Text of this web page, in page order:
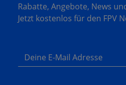
Rabatte, Angebote, News
Jetzt kostenlos für den FPV
Deine E-Mail Adresse